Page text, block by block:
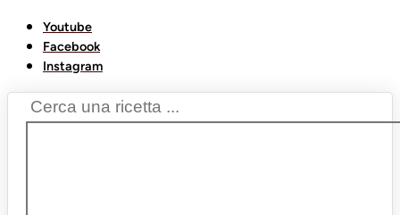
Youtube
Facebook
Instagram
Search
...